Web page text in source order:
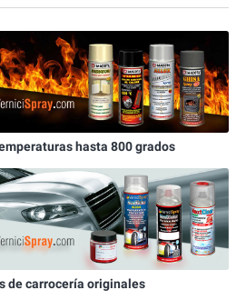
hasta 800 grados
de carrocería originales